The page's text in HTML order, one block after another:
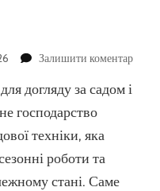
Залишити коментардо
догляду за садом і
господарство
техніки, яка
роботи та
стані. Саме